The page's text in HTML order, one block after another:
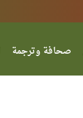
صحافة وترجمة